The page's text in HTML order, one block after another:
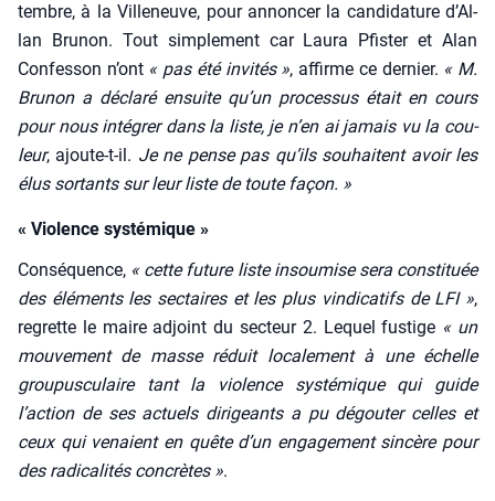
tembre, à la Vil­le­neuve, pour annon­cer la can­di­da­ture d’Al­
lan Bru­non. Tout sim­ple­ment car Lau­ra Pfis­ter et Alan
Confes­son n’ont « pas été invi­tés », affirme ce der­nier. « M.
Bru­non a décla­ré ensuite qu’un pro­ces­sus était en cours
pour nous inté­grer dans la liste, je n’en ai jamais vu la cou­
leur, ajoute-t-il. Je ne pense pas qu’ils sou­haitent avoir les
élus sor­tants sur leur liste de toute façon. »
« Violence systémique »
Consé­quence, « cette future liste insou­mise sera consti­tuée
des élé­ments les sec­taires et les plus vin­di­ca­tifs de LFI »,
regrette le maire adjoint du sec­teur 2. Lequel fus­tige « un
mou­ve­ment de masse réduit loca­le­ment à une échelle
grou­pus­cu­laire tant la vio­lence sys­té­mique qui guide
l’action de ses actuels diri­geants a pu dégou­ter celles et
ceux qui venaient en quête d’un enga­ge­ment sin­cère pour
des radi­ca­li­tés concrètes ».